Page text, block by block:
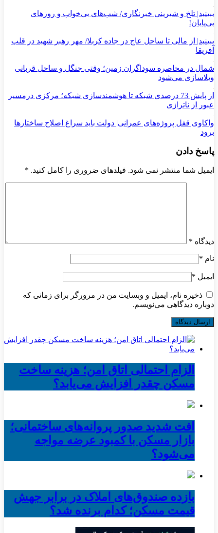
ببینید| تلخ و شیرینی خبرنگاری/‌ شب‌های بی‌خواب و روزهای
بی‌پایان!
ببینید| از مالی تا ساحل عاج در جاده کربلا/ مهر رهبر شهید در قلب
آفریقا
شمال در محاصره سوداگران زمین؛ وقتی جنگل و ساحل قربانی
ویلاسازی می‌شود
از پایش 73 درصدی شبکه تا هوشمندسازی شبکه؛ مرکزی درمسیر
عبور از ناترازی
واکاوی قفل پروژه‌های عمرانی| دولت باید سراغ اصلاح ساختارها
برود
پاسخ دادن
ایمیل شما منتشر نمی شود. فیلدهای ضروری را کامل کنید. *
دیدگاه *
نام *
ایمیل *
ذخیره نام، ایمیل و وبسایت من در مرورگر برای زمانی که
دوباره دیدگاهی می‌نویسم.
الزام احتمالی اتاق امن؛ هزینه ساخت
مسکن چقدر افزایش می‌یابد؟
افت شدید صدور پروانه‌های ساختمانی؛
بازار مسکن با کمبود عرضه مواجه
می‌شود؟
بازده صندوق‌های املاک در برابر جهش
قیمت مسکن؛ کدام برنده شد؟